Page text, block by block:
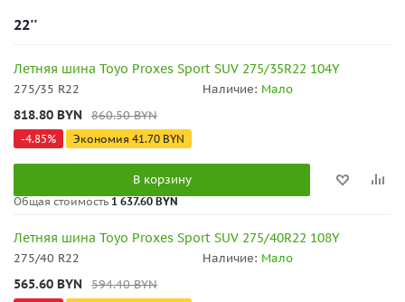
22''
Летняя шина Toyo Proxes Sport SUV 275/35R22 104Y
275/35 R22 Наличие: Мало
818.80 BYN 860.50BYN
-4.85% Экономия 41.70 BYN
В корзину
Общая стоимость1 637.60 BYN
Летняя шина Toyo Proxes Sport SUV 275/40R22 108Y
275/40 R22 Наличие: Мало
565.60 BYN 594.40BYN